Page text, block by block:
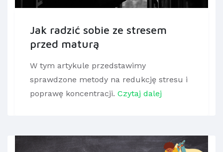
Jak radzić sobie ze stresem
przed maturą
W tym artykule przedstawimy
sprawdzone metody na redukcję stresu i
poprawę koncentracji. Czytaj dalej